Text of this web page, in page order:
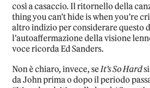
così a casaccio. Il ritornello della
thing you can’t hide is when you’re
altro indizio per considerare questo
l’autoaffermazione della visione
voce ricorda Ed Sanders.
Non è chiaro, invece, seIt’s So Hard
da John prima o dopo il periodo